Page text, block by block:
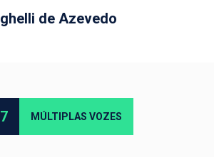
de Azevedo
MÚLTIPLAS VOZES